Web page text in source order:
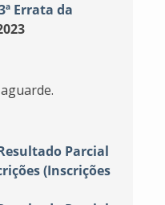
Errata da
Parcial
(Inscrições